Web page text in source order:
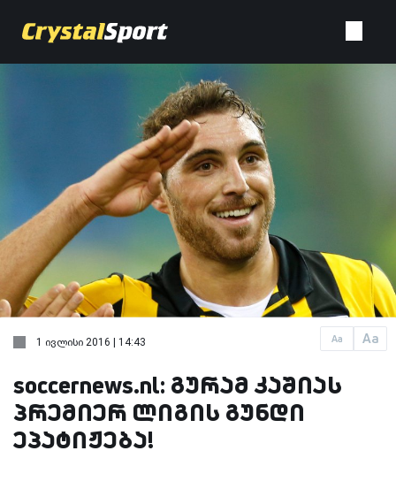
Aa Aa
1 ივლისი 2016 | 14:43
soccernews.nl: გურამ კაშიას
პრემიერ ლიგის გუნდი
ეპატიჟება!